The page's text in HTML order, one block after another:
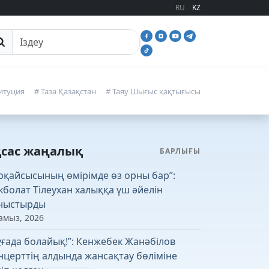
RU KZ
іздеу
# Таза Қазақстан # Таяу Шығыс қақтығысы
жаңалық БАРЛЫҒЫ
өмірімде өз орны бар”:
Тілеухан халыққа үш әйелін
2026
болайық!”: Кенжебек Жанәбілов
алдында жансақтау бөліміне